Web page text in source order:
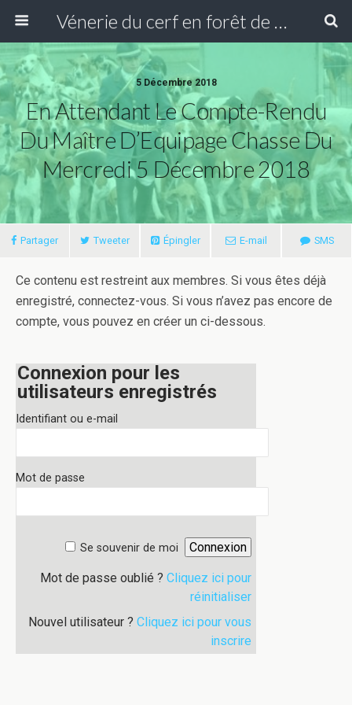
Vénerie du cerf en forêt de Compiègne
5 Décembre 2018
En Attendant Le Compte-Rendu
Du Maître D’Equipage Chasse Du
Mercredi 5 Décembre 2018
Partager Tweeter Épingler E-mail SMS
Ce contenu est restreint aux membres. Si vous êtes déjà
enregistré, connectez-vous. Si vous n’avez pas encore de
compte, vous pouvez en créer un ci-dessous.
Connexion pour les
utilisateurs enregistrés
Identifiant ou e-mail
Mot de passe
Se souvenir de moi
Mot de passe oublié ? Cliquez ici pour
réinitialiser
Nouvel utilisateur ? Cliquez ici pour vous
inscrire